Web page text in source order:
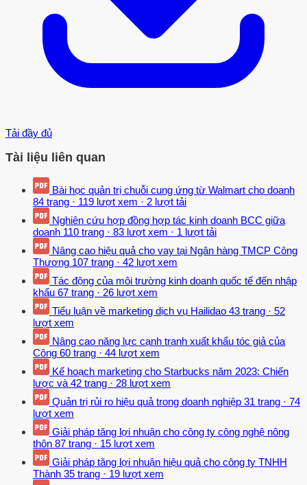
Tải đầy đủ
Tài liệu liên quan
Bài học quản trị chuỗi cung ứng từ Walmart cho doanh
84 trang · 119 lượt xem · 2 lượt tải
Nghiên cứu hợp đồng hợp tác kinh doanh BCC giữa
doanh 110 trang · 83 lượt xem · 1 lượt tải
Nâng cao hiệu quả cho vay tại Ngân hàng TMCP Công
Thương 107 trang · 42 lượt xem
Tác động của môi trường kinh doanh quốc tế đến nhập
khẩu 67 trang · 26 lượt xem
Tiểu luận về marketing dịch vụ Hailidao 43 trang · 52
lượt xem
Nâng cao năng lực cạnh tranh xuất khẩu tóc giả của
Công 60 trang · 44 lượt xem
Kế hoạch marketing cho Starbucks năm 2023: Chiến
lược và 42 trang · 28 lượt xem
Quản trị rủi ro hiệu quả trong doanh nghiệp 31 trang · 74
lượt xem
Giải pháp tăng lợi nhuận cho công ty công nghệ nông
thôn 87 trang · 15 lượt xem
Giải pháp tăng lợi nhuận hiệu quả cho công ty TNHH
Thành 35 trang · 19 lượt xem